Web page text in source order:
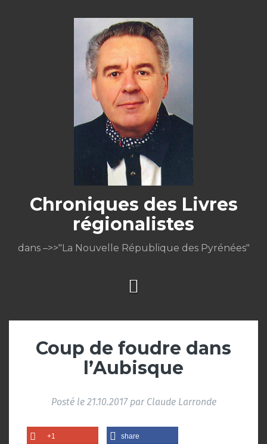
Chroniques des Livres
régionalistes
dans –>>"La Nouvelle République des Pyrénées"
Coup de foudre dans
l’Aubisque
Posté le 21.10.2017par Claude Larronde
+1 share